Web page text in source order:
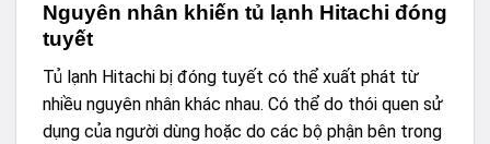
Nguyên nhân khiến tủ lạnh Hitachi đóng
tuyết
Tủ lạnh Hitachi bị đóng tuyết có thể xuất phát từ
nhiều nguyên nhân khác nhau. Có thể do thói quen sử
dụng của người dùng hoặc do các bộ phận bên trong